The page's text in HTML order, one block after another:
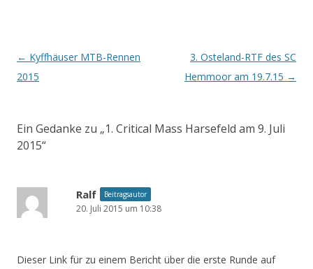
Beitrags-
Navigation
← Kyffhäuser MTB-Rennen
2015
3. Osteland-RTF des SC
Hemmoor am 19.7.15 →
Ein Gedanke zu „1. Critical Mass Harsefeld am 9. Juli
2015“
Ralf Beitragsautor
20. Juli 2015 um 10:38
Dieser Link für zu einem Bericht über die erste Runde auf